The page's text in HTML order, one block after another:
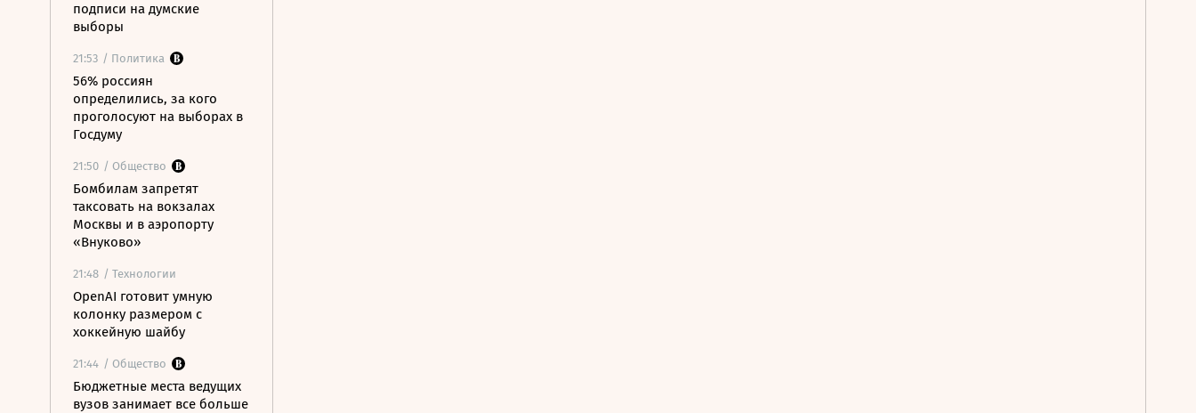
подписи на думские
выборы
21:53 / Политика
56% россиян
определились, за кого
проголосуют на выборах в
Госдуму
21:50 / Общество
Бомбилам запретят
таксовать на вокзалах
Москвы и в аэропорту
«Внуково»
21:48 / Технологии
OpenAI готовит умную
колонку размером с
хоккейную шайбу
21:44 / Общество
Бюджетные места ведущих
вузов занимает все больше